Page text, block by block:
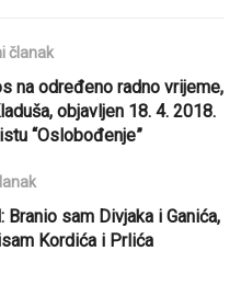
članak
na određeno radno vrijeme,
objavljen 18. 4. 2018.
“Oslobođenje”
Branio sam Divjaka i Ganića,
Kordića i Prlića